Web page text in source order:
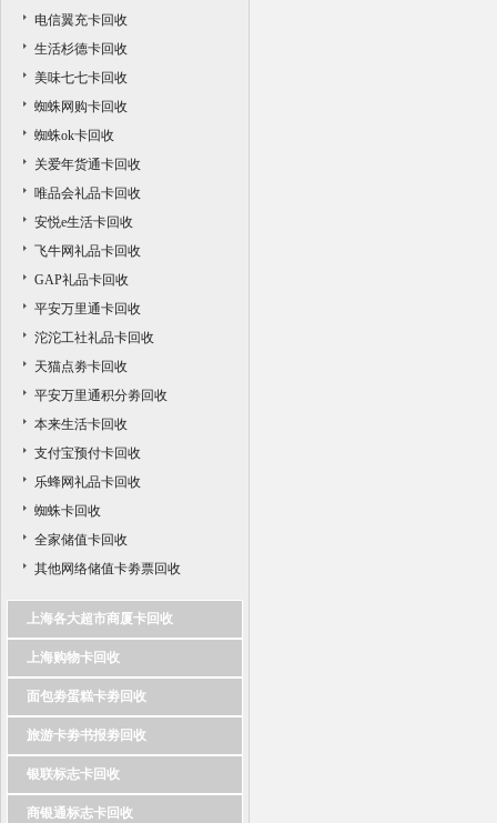
电信翼充卡回收
生活杉德卡回收
美味七七卡回收
蜘蛛网购卡回收
蜘蛛ok卡回收
关爱年货通卡回收
唯品会礼品卡回收
安悦e生活卡回收
飞牛网礼品卡回收
GAP礼品卡回收
平安万里通卡回收
沱沱工社礼品卡回收
天猫点劵卡回收
平安万里通积分劵回收
本来生活卡回收
支付宝预付卡回收
乐蜂网礼品卡回收
蜘蛛卡回收
全家储值卡回收
其他网络储值卡劵票回收
上海各大超市商厦卡回收
上海购物卡回收
面包劵蛋糕卡劵回收
旅游卡劵书报劵回收
银联标志卡回收
商银通标志卡回收